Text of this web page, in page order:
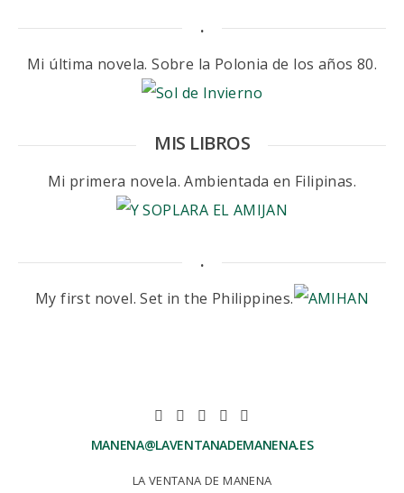
.
Mi última novela. Sobre la Polonia de los años 80.
MIS LIBROS
Mi primera novela. Ambientada en Filipinas.
.
My first novel. Set in the Philippines.
MANENA@LAVENTANADEMANENA.ES
LA VENTANA DE MANENA